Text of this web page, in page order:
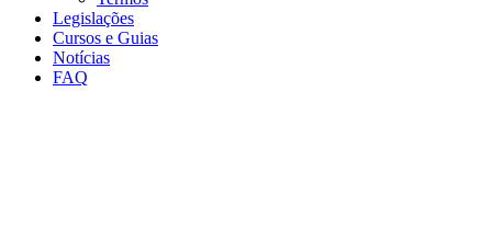
Legislações
Cursos e Guias
Notícias
FAQ